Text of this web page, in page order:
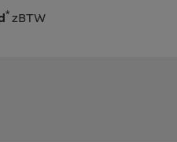
*zBTW